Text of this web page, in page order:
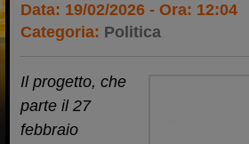
Data: 19/02/2026 - Ora: 12:04
Categoria: Politica
Il progetto, che
parte il 27
febbraio